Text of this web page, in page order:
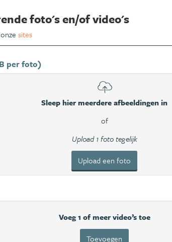
foto's en/of video's
onzesites
per foto)
Sleep hier meerdere afbeeldingen in
of
Upload 1 foto tegelijk
Upload een foto
Voeg 1 of meer video’s toe
Toevoegen